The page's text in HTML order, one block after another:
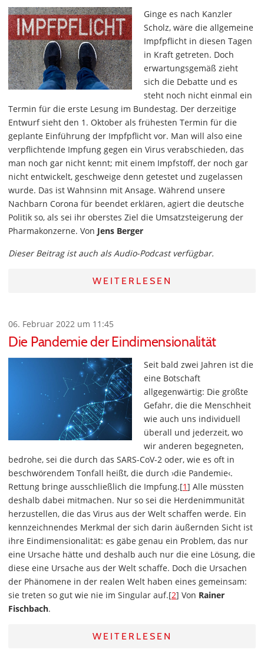
Ginge es nach Kanzler
Scholz, wäre die allgemeine
Impfpflicht in diesen Tagen
in Kraft getreten. Doch
erwartungsgemäß zieht
sich die Debatte und es
steht noch nicht einmal ein
Termin für die erste Lesung im Bundestag. Der derzeitige
Entwurf sieht den 1. Oktober als frühesten Termin für die
geplante Einführung der Impfpflicht vor. Man will also eine
verpflichtende Impfung gegen ein Virus verabschieden, das
man noch gar nicht kennt; mit einem Impfstoff, der noch gar
nicht entwickelt, geschweige denn getestet und zugelassen
wurde. Das ist Wahnsinn mit Ansage. Während unsere
Nachbarn Corona für beendet erklären, agiert die deutsche
Politik so, als sei ihr oberstes Ziel die Umsatzsteigerung der
Pharmakonzerne. Von Jens Berger
Dieser Beitrag ist auch als Audio-Podcast verfügbar.
WEITERLESEN
06. Februar 2022 um 11:45
Die Pandemie der Eindimensionalität
Seit bald zwei Jahren ist die
eine Botschaft
allgegenwärtig: Die größte
Gefahr, die die Menschheit
wie auch uns individuell
überall und jederzeit, wo
wir anderen begegneten,
bedrohe, sei die durch das SARS-CoV-2 oder, wie es oft in
beschwörendem Tonfall heißt, die durch ›die Pandemie‹.
Rettung bringe ausschließlich die Impfung.[1] Alle müssten
deshalb dabei mitmachen. Nur so sei die Herdenimmunität
herzustellen, die das Virus aus der Welt schaffen werde. Ein
kennzeichnendes Merkmal der sich darin äußernden Sicht ist
ihre Eindimensionalität: es gäbe genau ein Problem, das nur
eine Ursache hätte und deshalb auch nur die eine Lösung, die
diese eine Ursache aus der Welt schaffe. Doch die Ursachen
der Phänomene in der realen Welt haben eines gemeinsam:
sie treten so gut wie nie im Singular auf.[2] Von Rainer
Fischbach.
WEITERLESEN